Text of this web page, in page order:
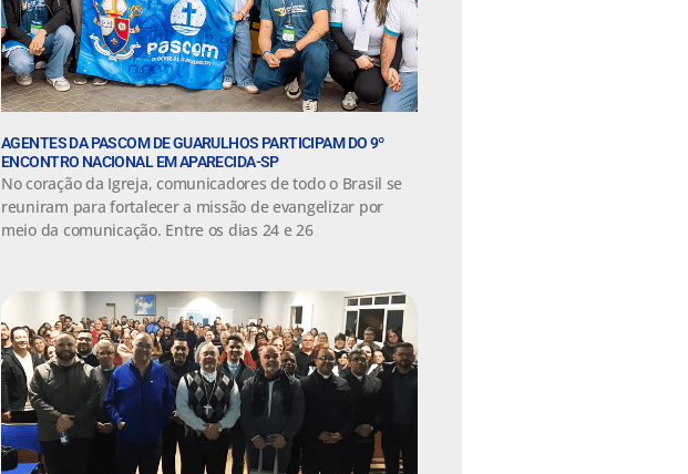
AGENTES DA PASCOM DE GUARULHOS PARTICIPAM DO 9º
ENCONTRO NACIONAL EM APARECIDA-SP
No coração da Igreja, comunicadores de todo o Brasil se
reuniram para fortalecer a missão de evangelizar por
meio da comunicação. Entre os dias 24 e 26